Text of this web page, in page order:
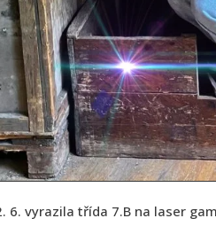
6. vyrazila třída 7.B na laser